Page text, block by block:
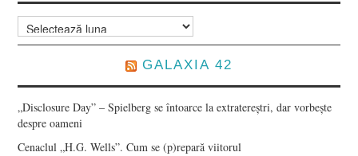
Arhive
GALAXIA 42
„Disclosure Day” – Spielberg se întoarce la extratereștri, dar vorbește
despre oameni
Cenaclul „H.G. Wells”. Cum se (p)repară viitorul